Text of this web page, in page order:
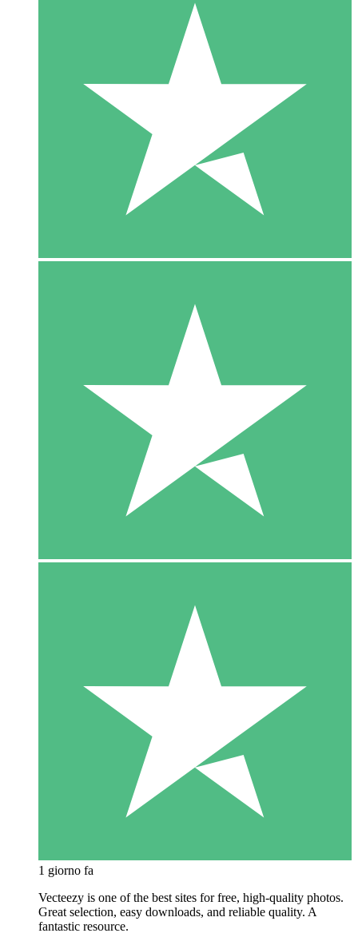
1 giorno fa
Vecteezy is one of the best sites for free, high‑quality photos.
Great selection, easy downloads, and reliable quality. A
fantastic resource.